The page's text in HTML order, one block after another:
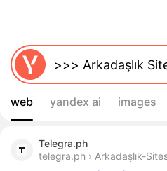
web yandex ai images
Telegra.ph
telegra.ph › Arkadaşlık-